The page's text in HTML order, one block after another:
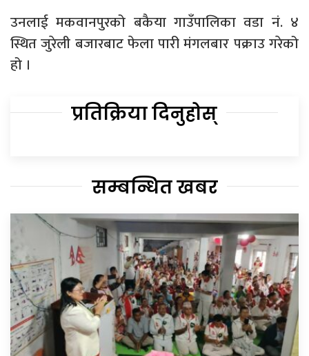
उनलाई मकवानपुरको बकैया गाउँपालिका वडा नं. ४
स्थित जुरेली बजारबाट फेला पारी मंगलबार पक्राउ गरेको
हो ।
प्रतिक्रिया दिनुहोस्
सम्बन्धित खबर